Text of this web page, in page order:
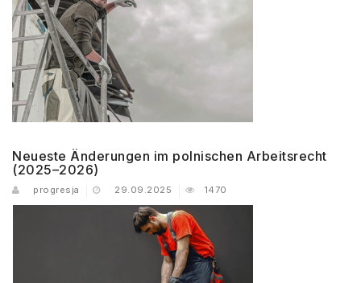
Neueste Änderungen im polnischen Arbeitsrecht
(2025–2026)
progresja 29.09.2025 1470